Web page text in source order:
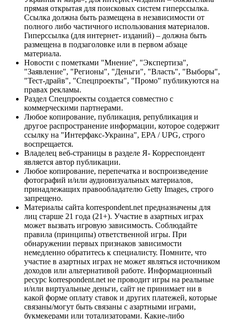
прямая открытая для поисковых систем гиперссылка.
Ссылка должна быть размещена в независимости от
полного либо частичного использования материалов.
Гиперссылка (для интернет- изданий) – должна быть
размещена в подзаголовке или в первом абзаце
материала.
Новости с пометками "Мнение", "Экспертиза",
"Заявление", "Регионы", "Деньги", "Власть", "Выборы",
"Тест-драйв", "Спецпроекты", "Промо" публикуются на
правах рекламы.
Раздел Спецпроекты создается совместно с
коммерческими партнерами.
Любое копирование, публикация, републикация и
другое распространение информации, которое содержит
ссылку на "Интерфакс-Украина", EPA / UPG, строго
воспрещается.
Владелец веб-страницы в разделе Я- Корреспондент
является автор публикации.
Любое копирование, перепечатка и воспроизведение
фотографий и/или аудиовизуальных материалов,
принадлежащих правообладателю Getty Images, строго
запрещено.
Материалы сайта korrespondent.net предназначены для
лиц старше 21 года (21+). Участие в азартных играх
может вызвать игровую зависимость. Соблюдайте
правила (принципы) ответственной игры. При
обнаружении первых признаков зависимости
немедленно обратитесь к специалисту. Помните, что
участие в азартных играх не может являться источником
доходов или альтернативой работе. Информационный
ресурс korrespondent.net не проводит игры на реальные
и/или виртуальные деньги, сайт не принимает ни в
какой форме оплату ставок и других платежей, которые
связаны/могут быть связаны с азартными играми,
букмекерами или тотализаторами. Какие-либо